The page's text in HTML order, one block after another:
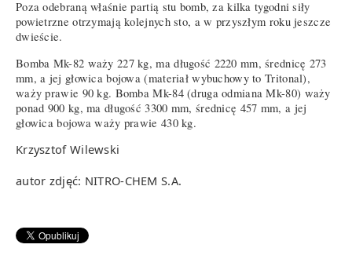
Poza odebraną właśnie partią stu bomb, za kilka tygodni siły
powietrzne otrzymają kolejnych sto, a w przyszłym roku jeszcze
dwieście.
Bomba Mk-82 waży 227 kg, ma długość 2220 mm, średnicę 273
mm, a jej głowica bojowa (materiał wybuchowy to Tritonal),
waży prawie 90 kg. Bomba Mk-84 (druga odmiana Mk-80) waży
ponad 900 kg, ma długość 3300 mm, średnicę 457 mm, a jej
głowica bojowa waży prawie 430 kg.
Krzysztof Wilewski
autor zdjęć: NITRO-CHEM S.A.